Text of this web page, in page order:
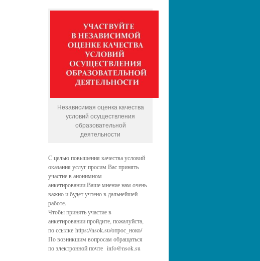
Независимая оценка качества
условий осуществления
образовательной
деятельности
С целью повышения качества условий
оказания услуг просим Вас принять
участие в анонимном
анкетировании.Ваше мнение нам очень
важно и будет учтено в дальнейшей
работе.
Чтобы принять участие в
анкетировании пройдите, пожалуйста,
по ссылке https://nsok.su/опрос_ноко/
По возникшим вопросам обращаться
по электронной почте info@nsok.su